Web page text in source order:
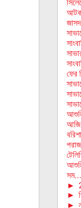
ফের
সম...
►
►
►